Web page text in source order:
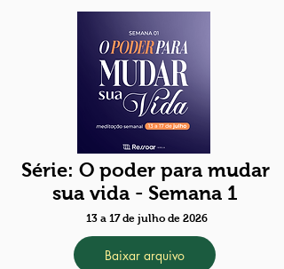
Série: O poder para mudar
sua vida - Semana 1
13 a 17 de julho de 2026
Baixar arquivo